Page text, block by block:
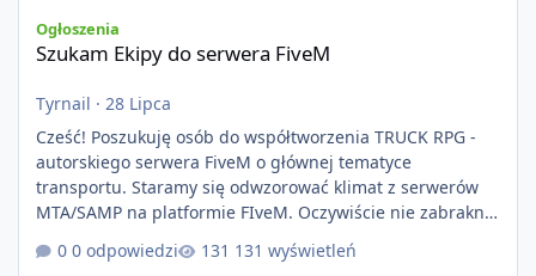
Ogłoszenia
Szukam Ekipy do serwera FiveM
Tyrnail · 28 Lipca
Cześć! Poszukuję osób do współtworzenia TRUCK RPG -
autorskiego serwera FiveM o głównej tematyce
transportu. Staramy się odwzorować klimat z serwerów
MTA/SAMP na platformie FIveM. Oczywiście nie zabraknie
kontentu dla graczy którzy chcą robić coś innego niż
jeździć ciężarówką. Projekt tworzony jest od podstaw z
0 odpowiedzi 131 wyświetleń